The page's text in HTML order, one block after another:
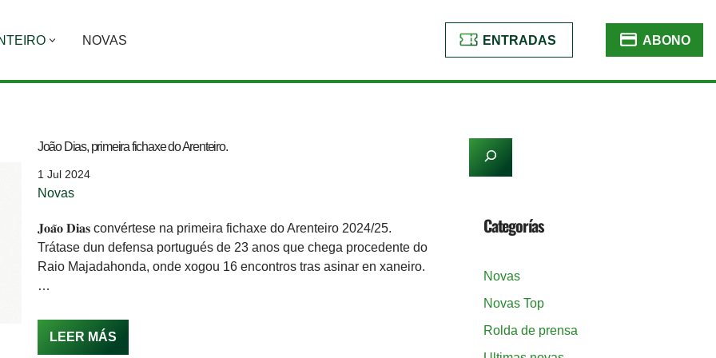
NOVAS ENTRADAS ABONO
João Dias, primeira fichaxe do Arenteiro.
1 Jul 2024
Novas
𝐉𝐨𝐚̃𝐨 𝐃𝐢𝐚𝐬 convértese na primeira fichaxe do Arenteiro 2024/25.
Trátase dun defensa portugués de 23 anos que chega procedente do
Raio Majadahonda, onde xogou 16 encontros tras asinar en xaneiro.
…
LEER MÁS
Categorías
Novas
Novas Top
Rolda de prensa